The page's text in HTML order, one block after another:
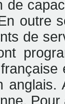
de
outre
de
anglais.